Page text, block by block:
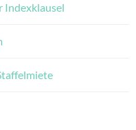
Indexklausel